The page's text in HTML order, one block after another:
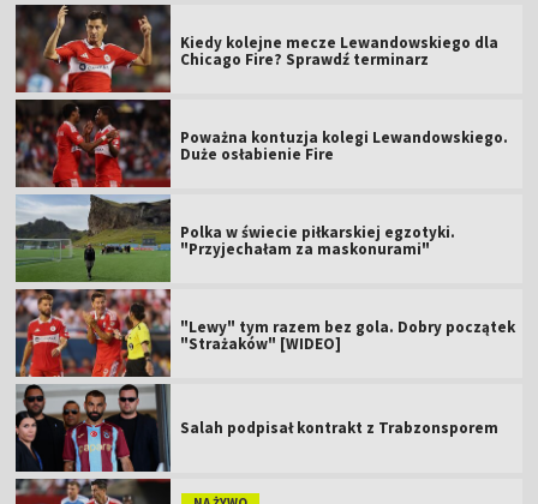
Kiedy kolejne mecze Lewandowskiego dla
Chicago Fire? Sprawdź terminarz
Poważna kontuzja kolegi Lewandowskiego.
Duże osłabienie Fire
Polka w świecie piłkarskiej egzotyki.
"Przyjechałam za maskonurami"
"Lewy" tym razem bez gola. Dobry początek
"Strażaków" [WIDEO]
Salah podpisał kontrakt z Trabzonsporem